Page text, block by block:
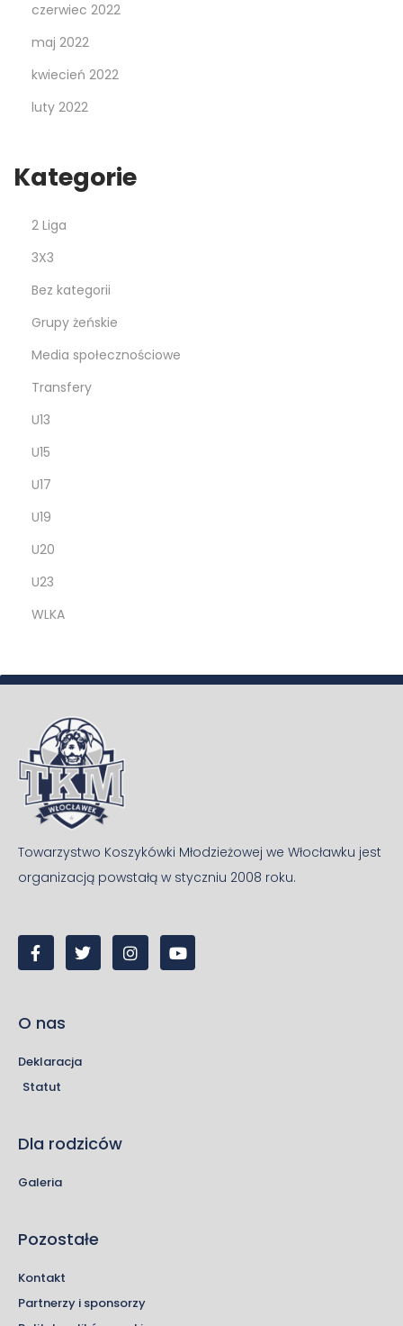
czerwiec 2022
maj 2022
kwiecień 2022
luty 2022
Kategorie
2 Liga
3X3
Bez kategorii
Grupy żeńskie
Media społecznościowe
Transfery
U13
U15
U17
U19
U20
U23
WLKA
Towarzystwo Koszykówki Młodzieżowej we Włocławku jest
organizacją powstałą w styczniu 2008 roku.
O nas
Deklaracja
Statut
Dla rodziców
Galeria
Pozostałe
Kontakt
Partnerzy i sponsorzy